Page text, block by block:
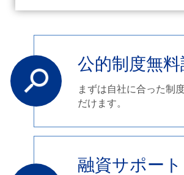
公的制度無料
まずは自社に合った制
だけます。
融資サポート